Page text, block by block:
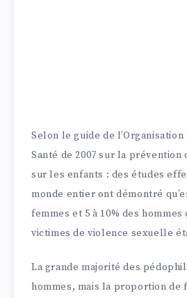
Selon le guide de
Santé de 2007 sur la prévention
sur les enfants : des études
monde entier ont démontré
femmes et 5 à 10% des
victimes de violence sexuelle
La grande majorité des
hommes, mais la proportion de